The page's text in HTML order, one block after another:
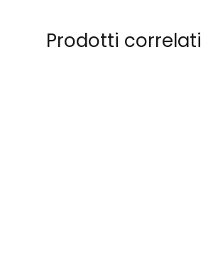
Prodotti correlati